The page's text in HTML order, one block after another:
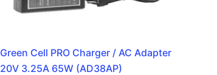
Green Cell PRO Charger / AC Adapter
20V 3.25A 65W (AD38AP)